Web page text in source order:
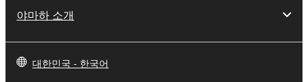
야마하 소개
대한민국 - 한국어